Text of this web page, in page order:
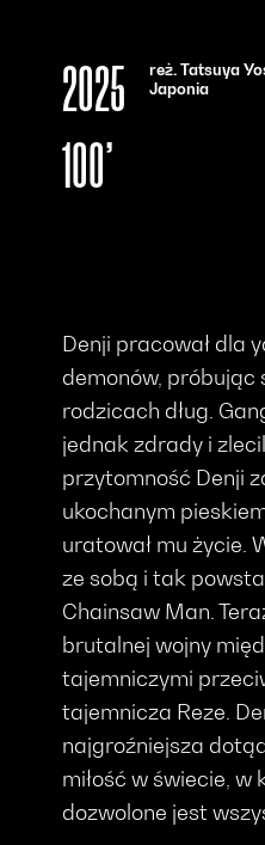
reż. Tatsuya
Japonia
2025
100’
Denji pracował dla
demonów, próbując
rodzicach dług.
jednak zdrady i
przytomność Denji
ukochanym
uratował mu życie.
ze sobą i tak
Chainsaw Man.
brutalnej wojny
tajemniczymi
tajemnicza Reze.
najgroźniejsza
miłość w świecie,
dozwolone jest